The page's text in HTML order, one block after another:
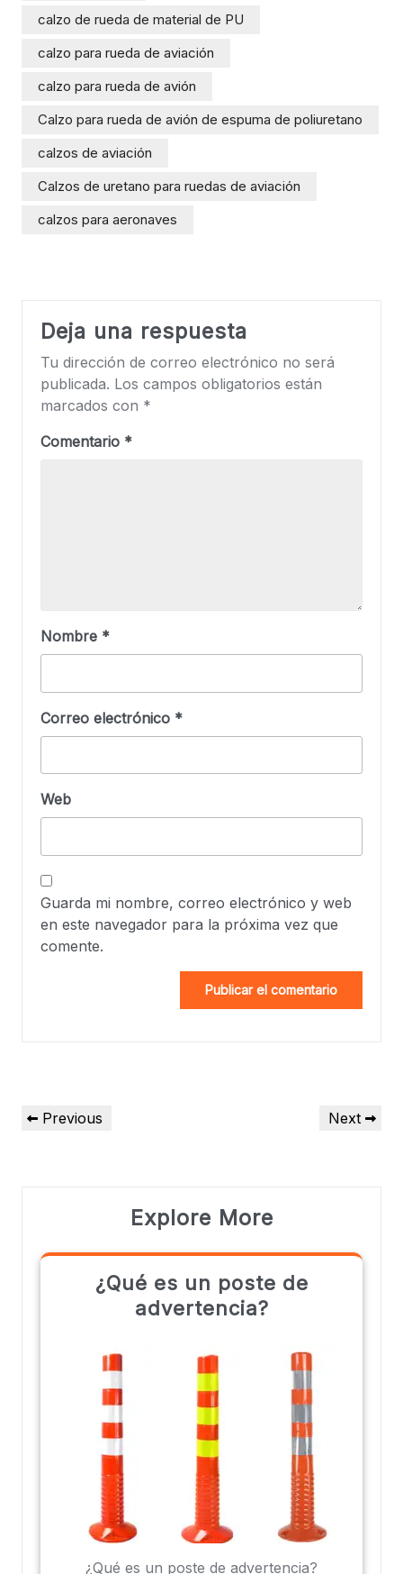
calzo de rueda de material de PU
calzo para rueda de aviación
calzo para rueda de avión
Calzo para rueda de avión de espuma de poliuretano
calzos de aviación
Calzos de uretano para ruedas de aviación
calzos para aeronaves
Deja una respuesta
Tu dirección de correo electrónico no será
publicada. Los campos obligatorios están
marcados con *
Comentario *
Nombre *
Correo electrónico *
Web
Guarda mi nombre, correo electrónico y web
en este navegador para la próxima vez que
comente.
Previous Next
Explore More
¿Qué es un poste de
advertencia?
¿Qué es un poste de advertencia?